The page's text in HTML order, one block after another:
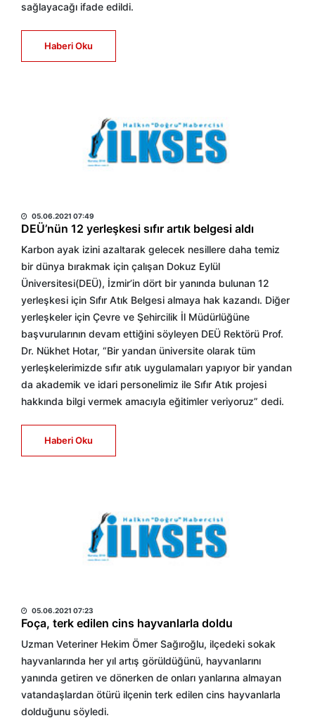
sağlayacağı ifade edildi.
Haberi Oku
05.06.2021 07:49
DEÜ’nün 12 yerleşkesi sıfır artık belgesi aldı
Karbon ayak izini azaltarak gelecek nesillere daha temiz
bir dünya bırakmak için çalışan Dokuz Eylül
Üniversitesi(DEÜ), İzmir’in dört bir yanında bulunan 12
yerleşkesi için Sıfır Atık Belgesi almaya hak kazandı. Diğer
yerleşkeler için Çevre ve Şehircilik İl Müdürlüğüne
başvurularının devam ettiğini söyleyen DEÜ Rektörü Prof.
Dr. Nükhet Hotar, “Bir yandan üniversite olarak tüm
yerleşkelerimizde sıfır atık uygulamaları yapıyor bir yandan
da akademik ve idari personelimiz ile Sıfır Atık projesi
hakkında bilgi vermek amacıyla eğitimler veriyoruz” dedi.
Haberi Oku
05.06.2021 07:23
Foça, terk edilen cins hayvanlarla doldu
Uzman Veteriner Hekim Ömer Sağıroğlu, ilçedeki sokak
hayvanlarında her yıl artış görüldüğünü, hayvanlarını
yanında getiren ve dönerken de onları yanlarına almayan
vatandaşlardan ötürü ilçenin terk edilen cins hayvanlarla
dolduğunu söyledi.